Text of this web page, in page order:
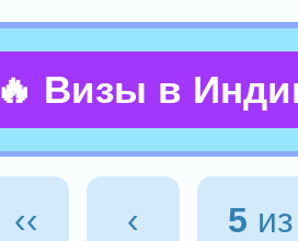
🔥 Визы в
‹‹ ‹ 5